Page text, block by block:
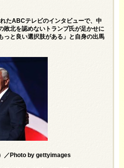
たABCテレビのインタビューで、中
敗北を認めないトランプ氏が足かせに
っと良い選択肢がある」と自身の出馬
／Photo by gettyimages